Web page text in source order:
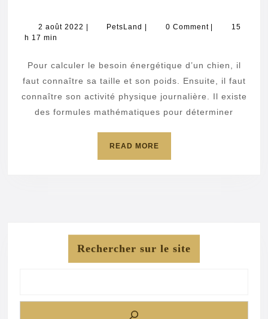
besoin
du
chien
2 août 2022 2| PetsLand PetsLand
| 0 Comment |
15
h 17 min
Pour calculer le besoin énergétique d’un chien, il
faut connaître sa taille et son poids. Ensuite, il faut
connaître son activité physique journalière. Il existe
des formules mathématiques pour déterminer
READ MOREREAD
Rechercher sur le site